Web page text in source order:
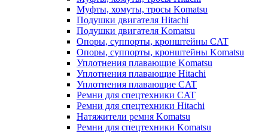
Муфты, хомуты, тросы Komatsu
Подушки двигателя Hitachi
Подушки двигателя Komatsu
Опоры, суппорты, кронштейны CAT
Опоры, суппорты, кронштейны Komatsu
Уплотнения плавающие Komatsu
Уплотнения плавающие Hitachi
Уплотнения плавающие CAT
Ремни для спецтехники CAT
Ремни для спецтехники Hitachi
Натяжители ремня Komatsu
Ремни для спецтехники Komatsu